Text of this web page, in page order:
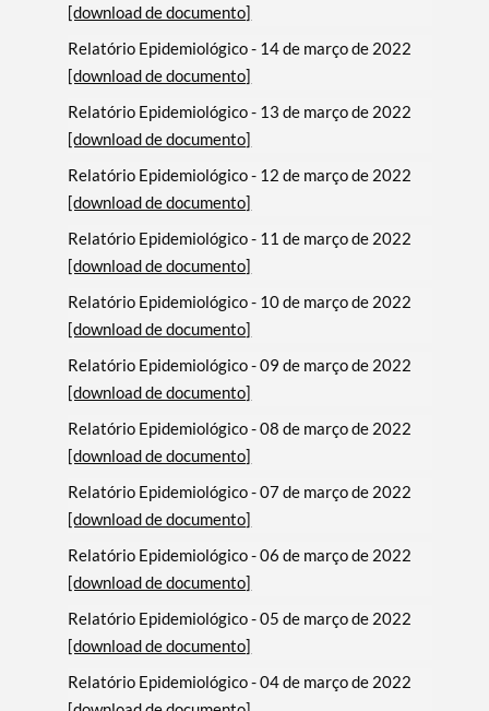
[download de documento]
Relatório Epidemiológico - 14 de março de 2022
[download de documento]
Relatório Epidemiológico - 13 de março de 2022
[download de documento]
Relatório Epidemiológico - 12 de março de 2022
[download de documento]
Relatório Epidemiológico - 11 de março de 2022
[download de documento]
Relatório Epidemiológico - 10 de março de 2022
[download de documento]
Relatório Epidemiológico - 09 de março de 2022
[download de documento]
Relatório Epidemiológico - 08 de março de 2022
[download de documento]
Relatório Epidemiológico - 07 de março de 2022
[download de documento]
Relatório Epidemiológico - 06 de março de 2022
[download de documento]
Relatório Epidemiológico - 05 de março de 2022
[download de documento]
Relatório Epidemiológico - 04 de março de 2022